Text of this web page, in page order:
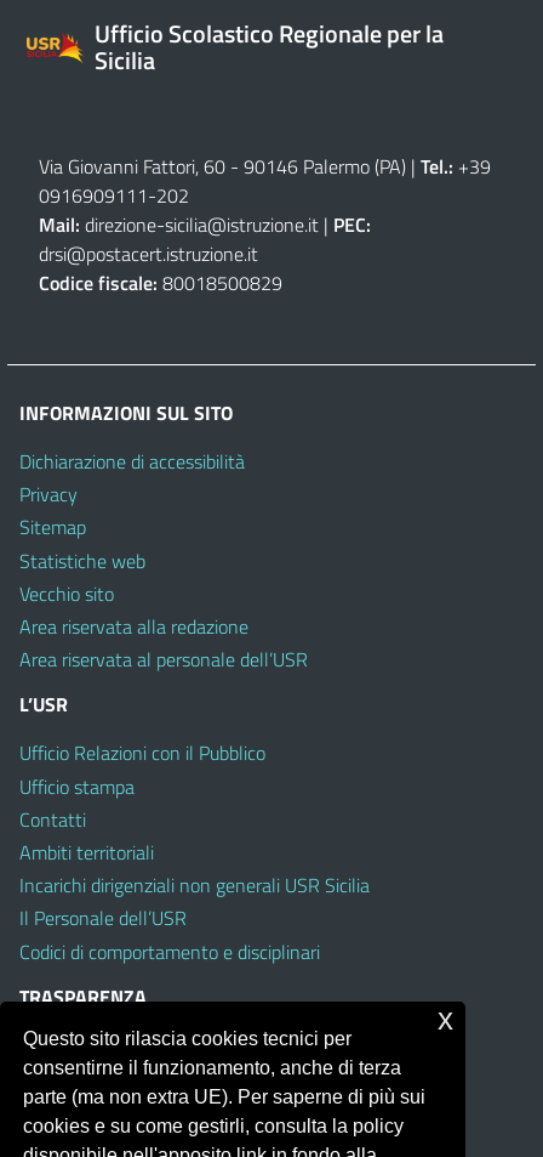
Ufficio Scolastico Regionale per la
Sicilia
Via Giovanni Fattori, 60 - 90146 Palermo (PA) | Tel.: +39
0916909111-202
Mail: direzione-sicilia@istruzione.it | PEC:
drsi@postacert.istruzione.it
Codice fiscale: 80018500829
INFORMAZIONI SUL SITO
Dichiarazione di accessibilità
Privacy
Sitemap
Statistiche web
Vecchio sito
Area riservata alla redazione
Area riservata al personale dell’USR
L’USR
Ufficio Relazioni con il Pubblico
Ufficio stampa
Contatti
Ambiti territoriali
Incarichi dirigenziali non generali USR Sicilia
Il Personale dell’USR
Codici di comportamento e disciplinari
TRASPARENZA
Albo on line
Amministrazione Trasparente
Pubblici proclami
PTPCT per le Istituzioni scolastiche della Sicilia
Questo sito rilascia cookies tecnici per
consentirne il funzionamento, anche di terza
parte (ma non extra UE). Per saperne di più sui
cookies e su come gestirli, consulta la policy
x